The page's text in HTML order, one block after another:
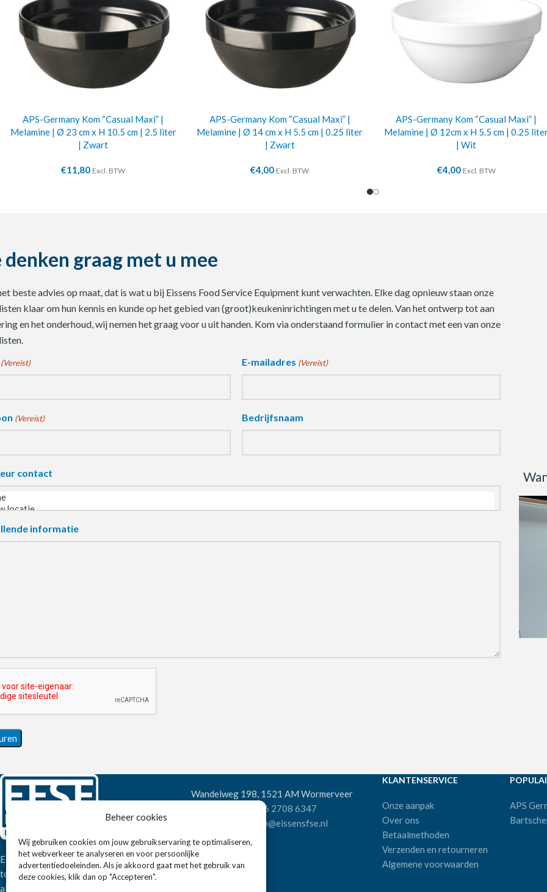
Beheer cookies
Wij gebruiken cookies om jouw gebruikservaring te optimaliseren,
het webverkeer te analyseren en voor persoonlijke
advertentiedoeleinden. Als je akkoord gaat met het gebruik van
deze cookies, klik dan op "Accepteren".
APS-Germany Kom “Casual Maxi” |
Melamine | Ø 23 cm x H 10.5 cm | 2.5 liter
| Zwart
€11,80 Excl. BTW
APS-Germany Kom “Casual Maxi” |
Melamine | Ø 14 cm x H 5.5 cm | 0.25 liter
| Zwart
€4,00 Excl. BTW
APS-Germany Kom “Casual Maxi” |
Melamine | Ø 12cm x H 5.5 cm | 0.25
| Wit
€4,00 Excl. BTW
denken graag met u mee
beste advies op maat, dat is wat u bij Eissens Food Service Equipment kunt verwachten. Elke dag opnieuw staan onze
klaar om hun kennis en kunde op het gebied van (groot)keukeninrichtingen met u te delen. Van het ontwerp tot aan
en het onderhoud, wij nemen het graag voor u uit handen. Kom via onderstaand formulier in contact met een van onze
(Vereist) E-mailadres (Vereist)
(Vereist) Bedrijfsnaam
contact
informatie
Eissens FSE is een horeca
totaalleverancier. U vindt bij ons niet
alleen inspiratie maar ook een breed
Wandelweg 198, 1521 AM Wormerveer
+31 6 2708 6347
verkoop@eissensfse.nl
KLANTENSERVICE
Onze aanpak
Over ons
Betaalmethoden
Verzenden en retourneren
Algemene voorwaarden
APS